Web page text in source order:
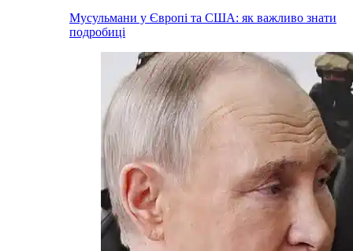
Мусульмани у Європі та США: як важливо знати
подробиці